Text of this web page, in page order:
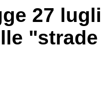
27